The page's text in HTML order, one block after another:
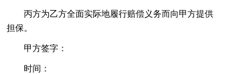
丙方为乙方全面实际地履行赔偿义务而向甲方提供
担保。
甲方签字：
时间：